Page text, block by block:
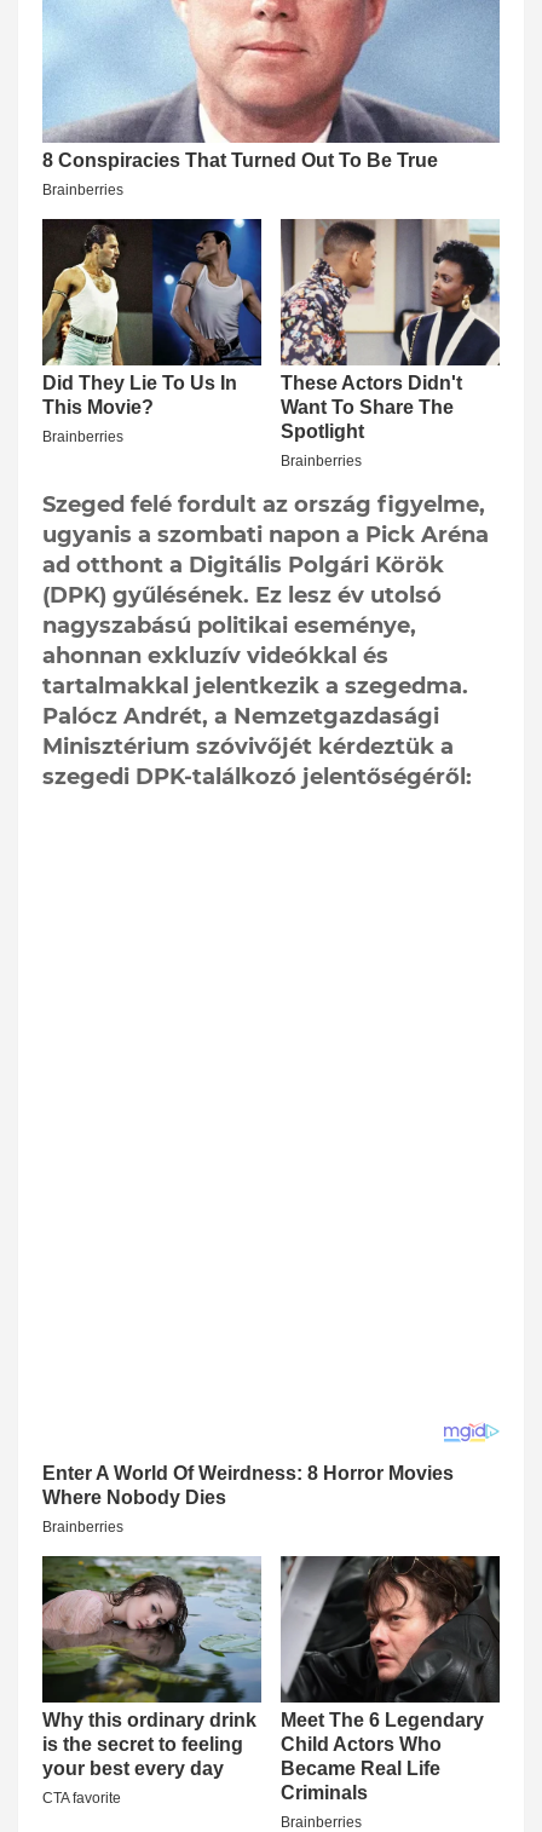
Szeged felé fordult az ország figyelme,
ugyanis a szombati napon a Pick Aréna
ad otthont a Digitális Polgári Körök
(DPK) gyűlésének. Ez lesz év utolsó
nagyszabású politikai eseménye,
ahonnan exkluzív videókkal és
tartalmakkal jelentkezik a szegedma.
Palócz Andrét, a Nemzetgazdasági
Minisztérium szóvivőjét kérdeztük a
szegedi DPK-találkozó jelentőségéről: